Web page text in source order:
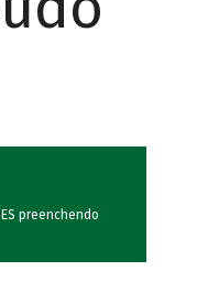
preenchendo